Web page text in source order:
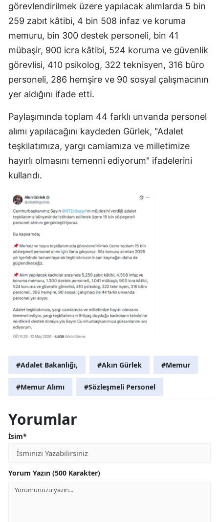
görevlendirilmek üzere yapılacak alımlarda 5 bin
259 zabıt kâtibi, 4 bin 508 infaz ve koruma
memuru, bin 300 destek personeli, bin 41
mübaşir, 900 icra kâtibi, 524 koruma ve güvenlik
görevlisi, 410 psikolog, 322 teknisyen, 316 büro
personeli, 286 hemşire ve 90 sosyal çalışmacının
yer aldığını ifade etti.
Paylaşımında toplam 44 farklı unvanda personel
alımı yapılacağını kaydeden Gürlek, "Adalet
teşkilatımıza, yargı camiamıza ve milletimize
hayırlı olmasını temenni ediyorum" ifadelerini
kullandı.
#Adalet Bakanlığı, #Akın Gürlek #Memur
#Memur Alımı #Sözleşmeli Personel
Yorumlar
İsim*
Yorum Yazın (500 Karakter)